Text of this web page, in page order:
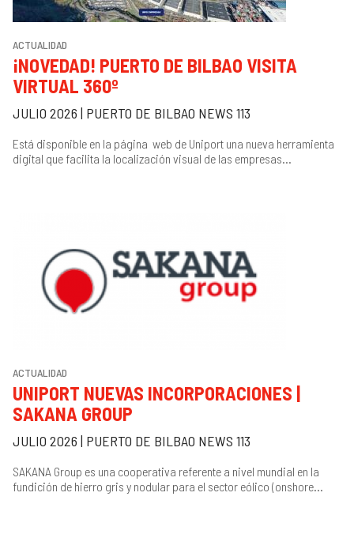
ACTUALIDAD
¡NOVEDAD! PUERTO DE BILBAO VISITA
VIRTUAL 360º
JULIO 2026 | PUERTO DE BILBAO NEWS 113
Está disponible en la página web de Uniport una nueva herramienta
digital que facilita la localización visual de las empresas...
ACTUALIDAD
UNIPORT NUEVAS INCORPORACIONES |
SAKANA GROUP
JULIO 2026 | PUERTO DE BILBAO NEWS 113
SAKANA Group es una cooperativa referente a nivel mundial en la
fundición de hierro gris y nodular para el sector eólico (onshore...